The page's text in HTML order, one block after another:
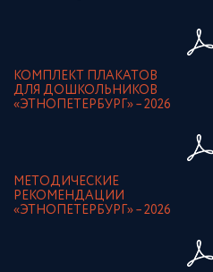
КОМПЛЕКТ ПЛАКАТОВ
ДЛЯ ДОШКОЛЬНИКОВ
«ЭТНОПЕТЕРБУРГ» – 2026
МЕТОДИЧЕСКИЕ
РЕКОМЕНДАЦИИ
«ЭТНОПЕТЕРБУРГ» – 2026